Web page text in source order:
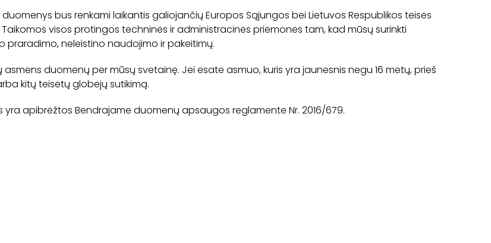
bus renkami laikantis galiojančių Europos Sąjungos bei Lietuvos Respublikos teisės
visos protingos techninės ir administracinės priemonės tam, kad mūsų surinkti
neleistino naudojimo ir pakeitimų.
duomenų per mūsų svetainę. Jei esate asmuo, kuris yra jaunesnis negu 16 metų, prieš
kitų teisėtų globėjų sutikimą.
apibrėžtos Bendrajame duomenų apsaugos reglamente Nr. 2016/679.